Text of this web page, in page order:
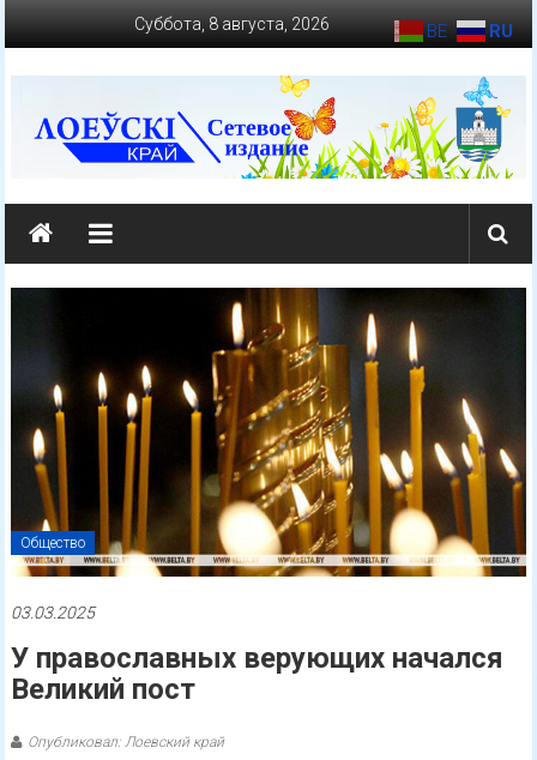
Суббота, 8 августа, 2026
loevkraj.by
Еженедельная
Общество
03.03.2025
У православных верующих начался
Великий пост
Опубликовал: Лоевский край
BE RU